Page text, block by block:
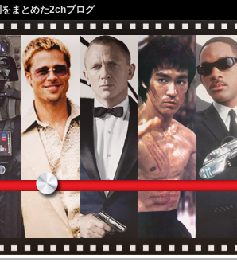
まとめた2chブログ